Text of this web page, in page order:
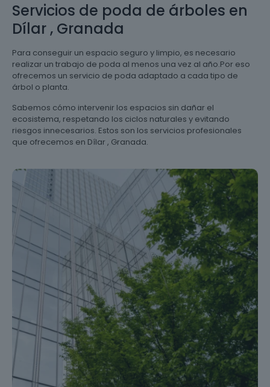
Servicios de poda de árboles en
Dílar , Granada
Para conseguir un espacio seguro y limpio, es necesario
realizar un trabajo de poda al menos una vez al año.Por eso
ofrecemos un servicio de poda adaptado a cada tipo de
árbol o planta.
Sabemos cómo intervenir los espacios sin dañar el
ecosistema, respetando los ciclos naturales y evitando
riesgos innecesarios. Estos son los servicios profesionales
que ofrecemos en Dílar , Granada.